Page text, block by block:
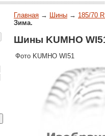
Главная → Шины → 185/70
Зима.
Шины KUMHO
Фото KUMHO WI51